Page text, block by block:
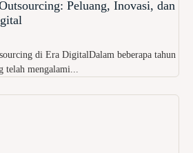
Peluang, Inovasi, dan
di Era DigitalDalam beberapa tahun
telah mengalami...